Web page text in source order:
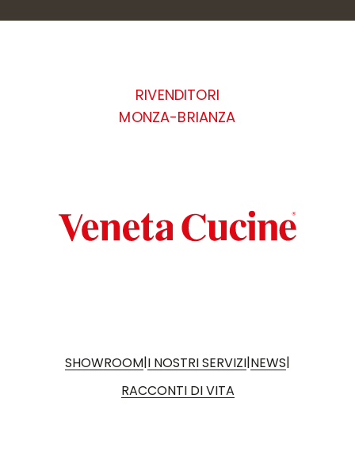
RIVENDITORI
MONZA-BRIANZA
SHOWROOM|I NOSTRI SERVIZI|NEWS|
RACCONTI DI VITA